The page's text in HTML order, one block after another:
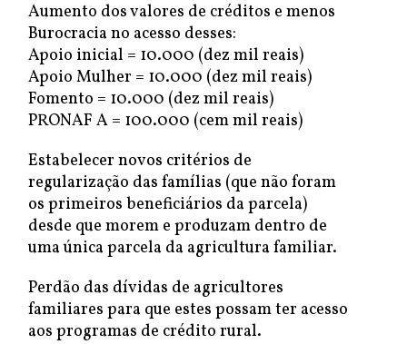
Aumento dos valores de créditos e menos
Burocracia no acesso desses:
Apoio inicial = 10.000 (dez mil reais)
Apoio Mulher = 10.000 (dez mil reais)
Fomento = 10.000 (dez mil reais)
PRONAF A = 100.000 (cem mil reais)
Estabelecer novos critérios de
regularização das famílias (que não foram
os primeiros beneficiários da parcela)
desde que morem e produzam dentro de
uma única parcela da agricultura familiar.
Perdão das dívidas de agricultores
familiares para que estes possam ter acesso
aos programas de crédito rural.